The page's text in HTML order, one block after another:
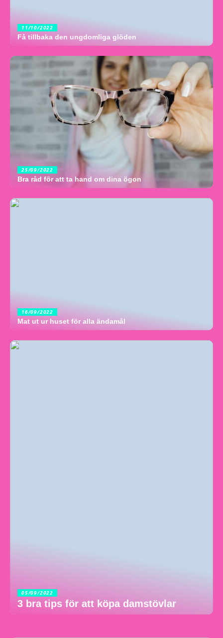
11/10/2022
Få tillbaka den ungdomliga glöden
25/09/2022
Bra råd för att ta hand om dina ögon
16/09/2022
Mat ut ur huset för alla ändamål
05/09/2022
3 bra tips för att köpa damstövlar